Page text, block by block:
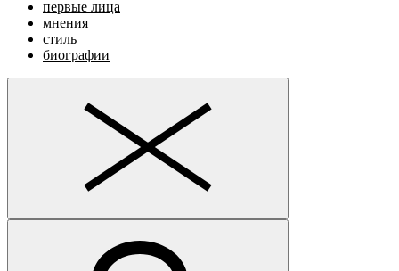
первые лица
мнения
стиль
биографии